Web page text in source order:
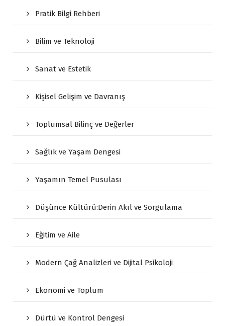
Pratik Bilgi Rehberi
Bilim ve Teknoloji
Sanat ve Estetik
Kişisel Gelişim ve Davranış
Toplumsal Bilinç ve Değerler
Sağlık ve Yaşam Dengesi
Yaşamın Temel Pusulası
Düşünce Kültürü:Derin Akıl ve Sorgulama
Eğitim ve Aile
Modern Çağ Analizleri ve Dijital Psikoloji
Ekonomi ve Toplum
Dürtü ve Kontrol Dengesi